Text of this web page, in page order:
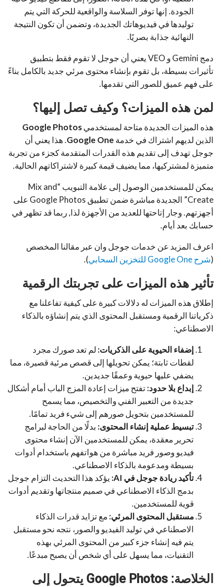
الجودة.إنها توفر السلاسة والواقعية للحركة التي يتم
توليدها في فيديوهاتك الجديدة، وتضمن أن تكون النتيجة
النهائية جذابة بصريًا.
دمج Gemini و VEO يعني أن جوجل لا تقوم فقط بتطبيق
تأثيرات بسيطة، بل تقوم بإنشاء محتوى مرئي جديد بالكامل بناءً
على فهم عميق للصور التي تقدمها.
لمن هذه الميزات؟ وكيف تصل إليها؟
هذه الميزات الجديدة متاحة لمستخدميGoogle Photos
الذين لديهم اشتراك في خدمة Google One. هذا يعني أن
جوجل تهدف إلى تقديم هذه القدرات المتقدمة كجزء من تجربة
متميزة لمشتركيها، مما يضيف قيمة كبيرة لاشتراكاتهم الحالية.
يمكن للمستخدمين الوصول إلى علامة التبويب “Mix and
Create” الجديدة مباشرة ضمن تطبيق Google Photos على
أجهزتهم. وجار إتاحتها للعديد من الأجهزة لذا, ربما قد تظهر في
حسابك بعد أيام.
اعرف المزيد عن خدمات جوجل وان عبر مقالنا المخصص
(شرح Google One للتخزين السحابي ).
تأثير هذه الميزات على تجربتك الرقمية
إطلاق هذه الميزات له دلالات كبيرة على كيفية تفاعلنا مع
ذكرياتنا الرقمية ومستقبل المحتوى الذي يتم إنشاؤه بالذكاء
الاصطناعي:
إضفاء الحيوية على الذكريات: لم تعد صورك مجرد
لقطات ثابتة؛ يمكن تحويلها إلى قصص مرئية قصيرة، مما
يضفي عليها حيوية وعمقًا جديدين.
إبداع بلا حدود:تفتح ميزات إعادة المزج الباب أمام أشكال
جديدة من التعبير الفني والتخصيص، مما يسمح
للمستخدمين بتحويل صورهم إلى شيء فريد تمامًا.
تبسيط عملية إنشاء المحتوى: بدلًا من الحاجة لبرامج
تحرير معقدة، يمكن للمستخدمين الآن إنشاء محتوى
فيديو وصور فريد مباشرة من هواتفهم باستخدام أدوات
بسيطة ومدعومة بالذكاء الاصطناعي.
تأكيد ريادة جوجل في AI:
يؤكد هذا التحديث التزام جوجل
بدمج الذكاء الاصطناعي في صميم منتجاتها وتقديم أدوات
قوية للمستخدمين.
مستقبل المحتوى المرئي: مع تزايد قدرات الذكاء
الاصطناعي في توليد الفيديو والصور، نتجه نحو مستقبل
يتم فيه إنشاء جزء كبير من المحتوى المرئي بهذه
التقنيات، مما يسهل على أي شخص أن يصبح مبدعًا.
الخلاصة: Google Photos يتحول إلى